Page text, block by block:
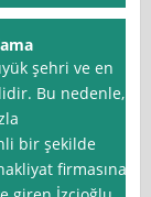
şehri ve en
Bu nedenle,
bir şekilde
firmasına